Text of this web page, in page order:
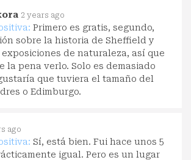
2 years ago
Primero es gratis, segundo,
sobre la historia de Sheffield y
de naturaleza, así que
la pena verlo. Solo es demasiado
que tuviera el tamaño del
o Edimburgo.
ago
Sí, está bien. Fui hace unos 5
igual. Pero es un lugar